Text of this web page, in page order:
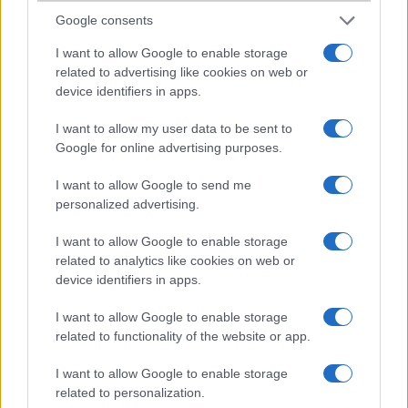
Google consents
I want to allow Google to enable storage
related to advertising like cookies on web or
device identifiers in apps.
I want to allow my user data to be sent to
Google for online advertising purposes.
I want to allow Google to send me
personalized advertising.
I want to allow Google to enable storage
related to analytics like cookies on web or
device identifiers in apps.
I want to allow Google to enable storage
related to functionality of the website or app.
I want to allow Google to enable storage
related to personalization.
2010-5-26 11:21:57
Hali! Én is Vodás vagyok, és tegnap rendeltem neten egy ilyen telót.
A héten ki is hozzák :) Sok sikert Neked is . Szép napot.
2010-6-1 23:51:43
nekem ilyen van.vodás.megérte az árát szerintem.
Norbert
2010-6-5 12:08:06
Sziasztok!Nem tudom hogy ilyet vegyek-e, de nekem nagyon tetszik.
Szerintetek jó? Ceruza vagy valami hasonló van hozzá?